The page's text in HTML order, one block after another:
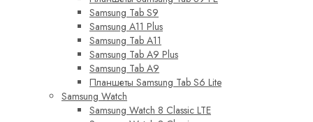
Samsung Tab S9
Samsung A11 Plus
Samsung Tab A11
Samsung Tab A9 Plus
Samsung Tab A9
Планшеты Samsung Tab S6 Lite
Samsung Watch
Samsung Watch 8 Classic LTE